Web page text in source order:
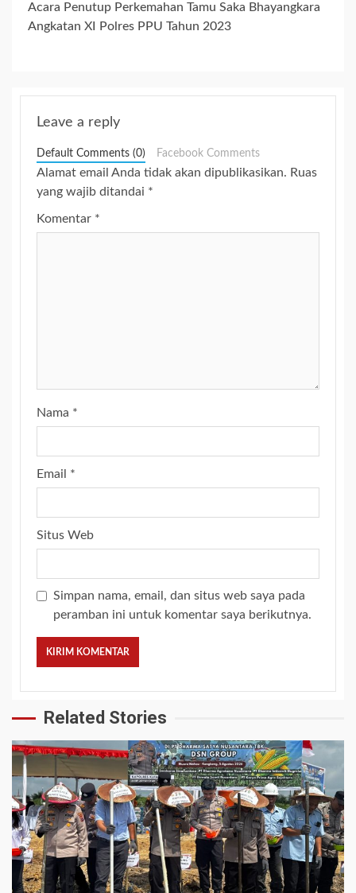
Acara Penutup Perkemahan Tamu Saka Bhayangkara
Angkatan XI Polres PPU Tahun 2023
Leave a reply
Default Comments (0) Facebook Comments
Alamat email Anda tidak akan dipublikasikan. Ruas
yang wajib ditandai *
Komentar *
Nama *
Email *
Situs Web
Simpan nama, email, dan situs web saya pada
peramban ini untuk komentar saya berikutnya.
Related Stories